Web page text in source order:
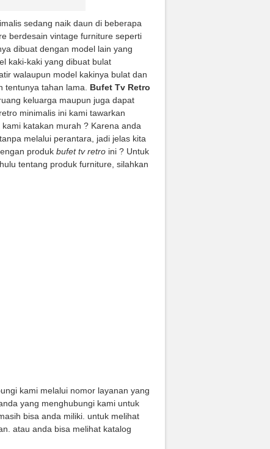
sedang naik daun di beberapa
berdesain vintage furniture seperti
dibuat dengan model lain yang
kaki-kaki yang dibuat bulat
walaupun model kakinya bulat dan
tentunya tahan lama. Bufet Tv Retro
keluarga maupun juga dapat
minimalis ini kami tawarkan
katakan murah ? Karena anda
melalui perantara, jadi jelas kita
produk bufet tv retro ini ? Untuk
tentang produk furniture, silahkan
kami melalui nomor layanan yang
yang menghubungi kami untuk
bisa anda miliki. untuk melihat
atau anda bisa melihat katalog